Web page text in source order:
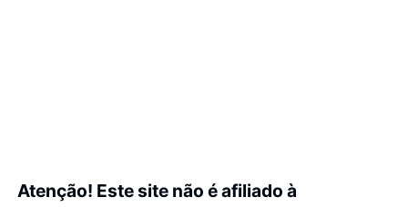
Atenção! Este site não é afiliado à